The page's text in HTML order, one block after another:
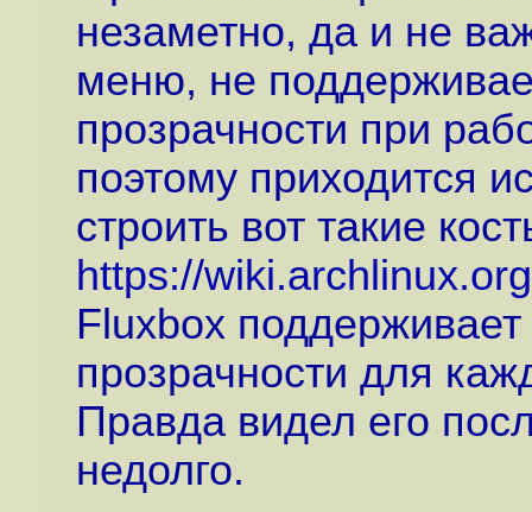
незаметно, да и не
меню, не
прозрачности при
поэтому приходится
строить вот такие
https://
Fluxbox
прозрачности для
Правда видел его
недолго.